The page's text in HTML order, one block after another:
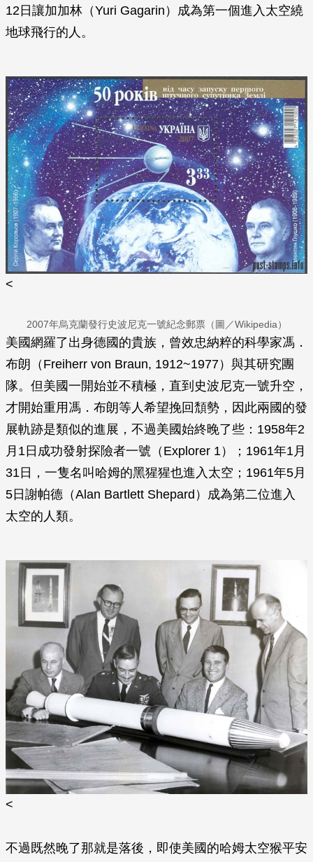
12日讓加加林（Yuri Gagarin）成為第一個進入太空繞
地球飛行的人。
<
2007年烏克蘭發行史波尼克一號紀念郵票（圖／Wikipedia）
美國網羅了出身德國的貴族，曾效忠納粹的科學家馮．
布朗（Freiherr von Braun, 1912~1977）與其研究團
隊。但美國一開始並不積極，直到史波尼克一號升空，
才開始重用馮．布朗等人希望挽回頹勢，因此兩國的發
展軌跡是類似的進展，不過美國始終晚了些：1958年2
月1日成功發射探險者一號（Explorer 1）；1961年1月
31日，一隻名叫哈姆的黑猩猩也進入太空；1961年5月
5日謝帕德（Alan Bartlett Shepard）成為第二位進入
太空的人類。
<
不過既然晚了那就是落後，即使美國的哈姆太空猴平安